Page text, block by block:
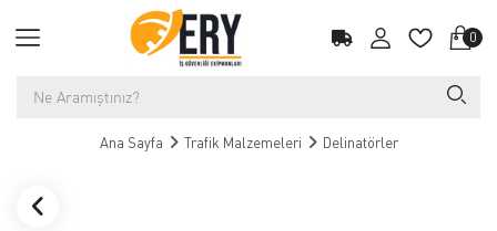
0
Ana Sayfa Trafik Malzemeleri Delinatörler